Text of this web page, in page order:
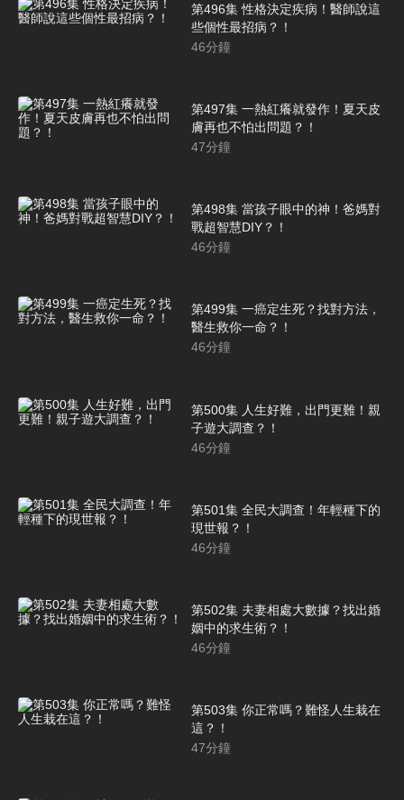
第496集 性格決定疾病！醫師說這
些個性最招病？！
46分鐘
第497集 一熱紅癢就發作！夏天皮
膚再也不怕出問題？！
47分鐘
第498集 當孩子眼中的神！爸媽對
戰超智慧DIY？！
46分鐘
第499集 一癌定生死？找對方法，
醫生救你一命？！
46分鐘
第500集 人生好難，出門更難！親
子遊大調查？！
46分鐘
第501集 全民大調查！年輕種下的
現世報？！
46分鐘
第502集 夫妻相處大數據？找出婚
姻中的求生術？！
46分鐘
第503集 你正常嗎？難怪人生栽在
這？！
47分鐘